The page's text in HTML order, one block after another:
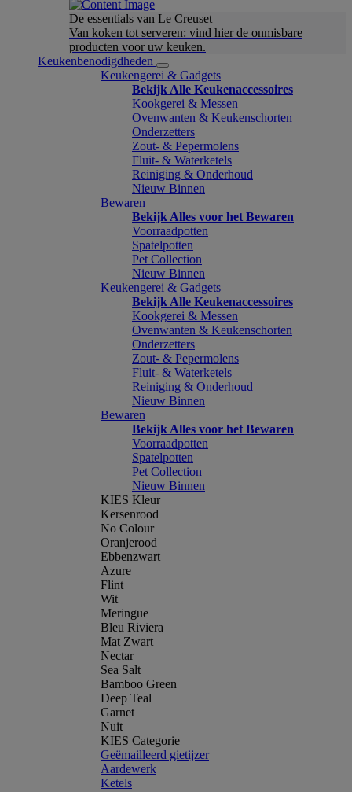
De essentials van Le Creuset
Van koken tot serveren: vind hier de onmisbare
producten voor uw keuken.
Keukenbenodigdheden
Keukengerei & Gadgets
Bekijk Alle Keukenaccessoires
Kookgerei & Messen
Ovenwanten & Keukenschorten
Onderzetters
Zout- & Pepermolens
Fluit- & Waterketels
Reiniging & Onderhoud
Nieuw Binnen
Bewaren
Bekijk Alles voor het Bewaren
Voorraadpotten
Spatelpotten
Pet Collection
Nieuw Binnen
Keukengerei & Gadgets
Bekijk Alle Keukenaccessoires
Kookgerei & Messen
Ovenwanten & Keukenschorten
Onderzetters
Zout- & Pepermolens
Fluit- & Waterketels
Reiniging & Onderhoud
Nieuw Binnen
Bewaren
Bekijk Alles voor het Bewaren
Voorraadpotten
Spatelpotten
Pet Collection
Nieuw Binnen
KIES Kleur
Kersenrood
No Colour
Oranjerood
Ebbenzwart
Azure
Flint
Wit
Meringue
Bleu Riviera
Mat Zwart
Nectar
Sea Salt
Bamboo Green
Deep Teal
Garnet
Nuit
KIES Categorie
Geëmailleerd gietijzer
Aardewerk
Ketels